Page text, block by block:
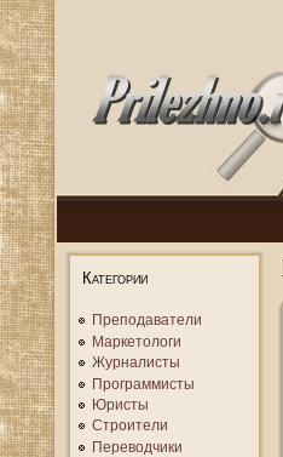
Категории
Преподаватели
Маркетологи
Журналисты
Программисты
Юристы
Строители
Переводчики